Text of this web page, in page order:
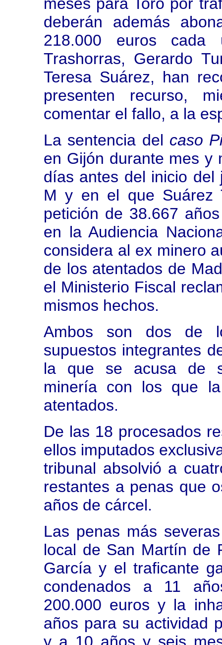
deberán además
218.000 euros
Trashorras, Gerardo
Teresa Suárez, han
presenten recurso,
comentar el fallo, a la
La sentencia del caso
en Gijón durante mes y
días antes del inicio del
M y en el que Suárez
petición de 38.667
en la Audiencia
considera al ex minero
de los atentados de
el Ministerio Fiscal
mismos hechos.
Ambos son dos de
supuestos integrantes
la que se acusa de
minería con los que
atentados.
De las 18 procesados
ellos imputados
tribunal absolvió a
restantes a penas que
años de cárcel.
Las penas más
local de San Martín de
García y el traficante
condenados a 11
200.000 euros y la
años para su actividad